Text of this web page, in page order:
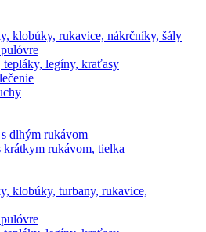
klobúky, rukavice, nákrčníky, šály
legíny, kraťasy
dlhým rukávom
krátkym rukávom, tielka
klobúky, turbany, rukavice,